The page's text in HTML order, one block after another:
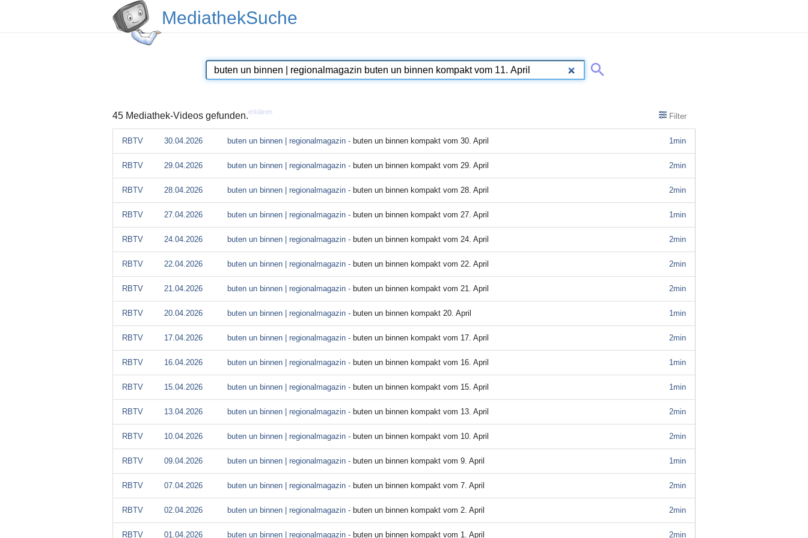
MediathekSuche
45 Mediathek-Videos gefunden.erklären Filter
1min
RBTV 30.04.2026 buten un binnen | regionalmagazin - buten un binnen kompakt vom 30. April
2min
RBTV 29.04.2026 buten un binnen | regionalmagazin - buten un binnen kompakt vom 29. April
2min
RBTV 28.04.2026 buten un binnen | regionalmagazin - buten un binnen kompakt vom 28. April
1min
RBTV 27.04.2026 buten un binnen | regionalmagazin - buten un binnen kompakt vom 27. April
2min
RBTV 24.04.2026 buten un binnen | regionalmagazin - buten un binnen kompakt vom 24. April
2min
RBTV 22.04.2026 buten un binnen | regionalmagazin - buten un binnen kompakt vom 22. April
2min
RBTV 21.04.2026 buten un binnen | regionalmagazin - buten un binnen kompakt vom 21. April
1min
RBTV 20.04.2026 buten un binnen | regionalmagazin - buten un binnen kompakt 20. April
2min
RBTV 17.04.2026 buten un binnen | regionalmagazin - buten un binnen kompakt vom 17. April
1min
RBTV 16.04.2026 buten un binnen | regionalmagazin - buten un binnen kompakt vom 16. April
1min
RBTV 15.04.2026 buten un binnen | regionalmagazin - buten un binnen kompakt vom 15. April
2min
RBTV 13.04.2026 buten un binnen | regionalmagazin - buten un binnen kompakt vom 13. April
2min
RBTV 10.04.2026 buten un binnen | regionalmagazin - buten un binnen kompakt vom 10. April
1min
RBTV 09.04.2026 buten un binnen | regionalmagazin - buten un binnen kompakt vom 9. April
2min
RBTV 07.04.2026 buten un binnen | regionalmagazin - buten un binnen kompakt vom 7. April
2min
RBTV 02.04.2026 buten un binnen | regionalmagazin - buten un binnen kompakt vom 2. April
2min
RBTV 01.04.2026 buten un binnen | regionalmagazin - buten un binnen kompakt vom 1. April